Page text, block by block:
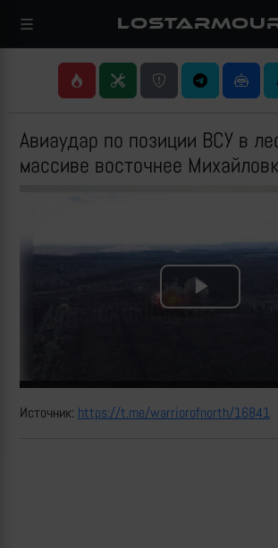
Авиаудар по позиции ВСУ в
массиве восточнее
Play
Источник: https://t.me/warriorofnorth/16841